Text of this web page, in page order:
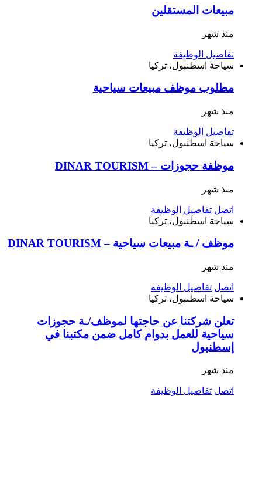
مبيعات المستقلين
منذ شهر
تفاصيل الوظيفة
سياحة اسطنبول، تركيا
مطلوب موظف مبيعات سياحية
منذ شهر
تفاصيل الوظيفة
سياحة اسطنبول، تركيا
موظفة حجوزات – DINAR TOURISM
منذ شهر
اتصل تفاصيل الوظيفة
سياحة اسطنبول، تركيا
موظف / ـة مبيعات سياحية – DINAR TOURISM
منذ شهر
اتصل تفاصيل الوظيفة
سياحة اسطنبول، تركيا
تعلن شركتنا عن حاجتها لموظف/ـة حجوزات
سياحية للعمل بدوام كامل ضمن مكتبنا في
إسطنبول
منذ شهر
اتصل تفاصيل الوظيفة